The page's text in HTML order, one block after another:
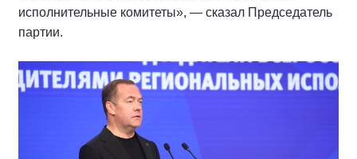
исполнительные комитеты», — сказал Председатель
партии.